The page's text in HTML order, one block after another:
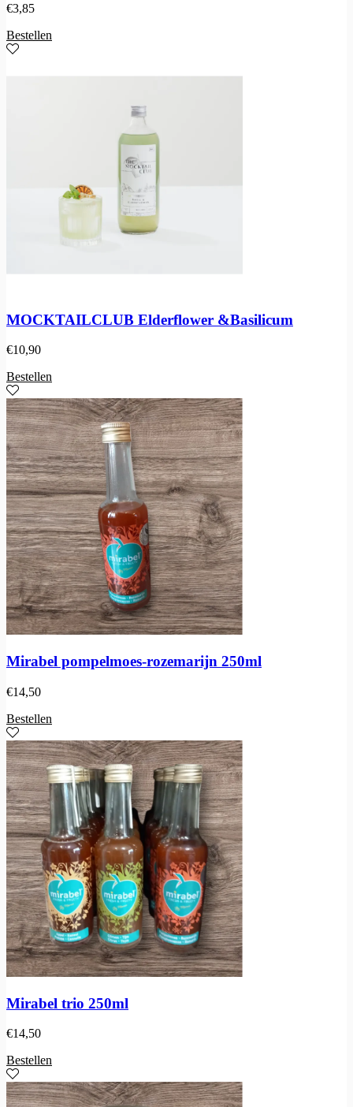
€3,85
Bestellen
MOCKTAILCLUB Elderflower &Basilicum
€10,90
Bestellen
Mirabel pompelmoes-rozemarijn 250ml
€14,50
Bestellen
Mirabel trio 250ml
€14,50
Bestellen